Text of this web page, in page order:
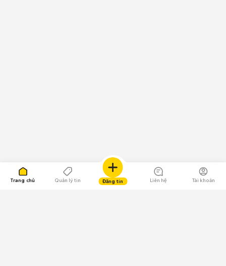
Trang chủ Quản lý tin Đăng tin Liên hệ Tài khoản